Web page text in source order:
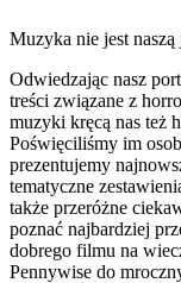
Muzyka nie jest
Odwiedzając nasz
treści związane z
muzyki kręcą nas też
Poświęciliśmy im
prezentujemy
tematyczne
także przeróżne
poznać najbardziej
dobrego filmu na
Pennywise do